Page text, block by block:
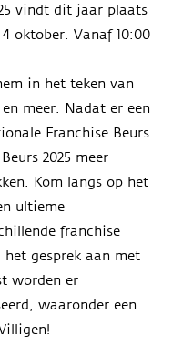
vindt dit jaar plaats
oktober. Vanaf10:00
in het teken van
n meer. Nadat er een
Franchise Beurs
2025 meer
Kom langs op het
ultieme
franchise
gesprek aan met
worden er
waaronder een